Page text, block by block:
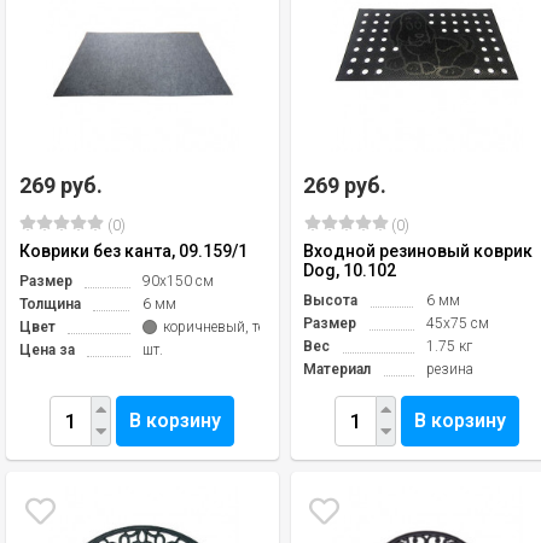
269 руб.
(0)
Коврики без канта, 09.159/1
Размер
90х150 см
Толщина
6 мм
Цвет
коричневый, темно-серый
Цена за
шт.
В корзину
269 руб.
(0)
Входной резиновый коврик
Dog, 10.102
Высота
6 мм
Размер
45х75 см
Вес
1.75 кг
Материал
резина
В корзину